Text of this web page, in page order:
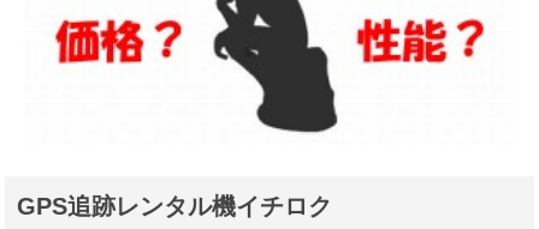
GPS追跡レンタル機イチロク